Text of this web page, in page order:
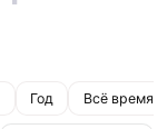
Год Всё время